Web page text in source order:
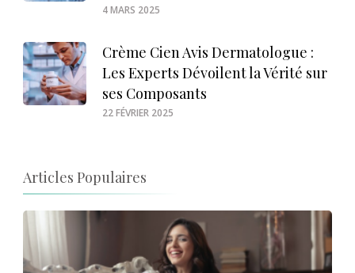
4 MARS 2025
Crème Cien Avis Dermatologue :
Les Experts Dévoilent la Vérité sur
ses Composants
22 FÉVRIER 2025
Articles Populaires